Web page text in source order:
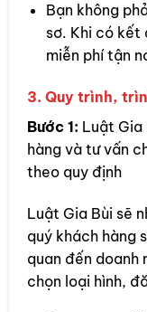
Bạn không
sơ. Khi có kết
miễn phí tận
3. Quy trình,
Bước 1: Luật Gia
hàng và tư vấn
theo quy định
Luật Gia Bùi sẽ
quý khách hàng
quan đến doanh
chọn loại hình,